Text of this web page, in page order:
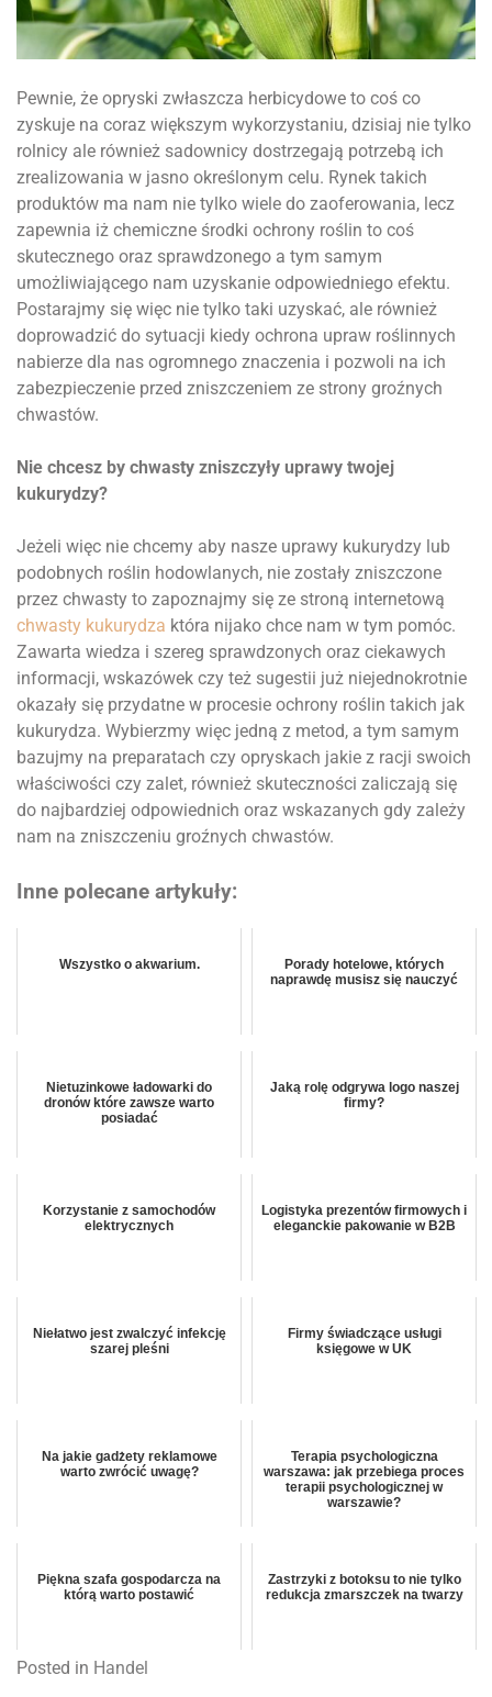
Pewnie, że opryski zwłaszcza herbicydowe to coś co
zyskuje na coraz większym wykorzystaniu, dzisiaj nie tylko
rolnicy ale również sadownicy dostrzegają potrzebą ich
zrealizowania w jasno określonym celu. Rynek takich
produktów ma nam nie tylko wiele do zaoferowania, lecz
zapewnia iż chemiczne środki ochrony roślin to coś
skutecznego oraz sprawdzonego a tym samym
umożliwiającego nam uzyskanie odpowiedniego efektu.
Postarajmy się więc nie tylko taki uzyskać, ale również
doprowadzić do sytuacji kiedy ochrona upraw roślinnych
nabierze dla nas ogromnego znaczenia i pozwoli na ich
zabezpieczenie przed zniszczeniem ze strony groźnych
chwastów.
Nie chcesz by chwasty zniszczyły uprawy twojej
kukurydzy?
Jeżeli więc nie chcemy aby nasze uprawy kukurydzy lub
podobnych roślin hodowlanych, nie zostały zniszczone
przez chwasty to zapoznajmy się ze stroną internetową
chwasty kukurydza która nijako chce nam w tym pomóc.
Zawarta wiedza i szereg sprawdzonych oraz ciekawych
informacji, wskazówek czy też sugestii już niejednokrotnie
okazały się przydatne w procesie ochrony roślin takich jak
kukurydza. Wybierzmy więc jedną z metod, a tym samym
bazujmy na preparatach czy opryskach jakie z racji swoich
właściwości czy zalet, również skuteczności zaliczają się
do najbardziej odpowiednich oraz wskazanych gdy zależy
nam na zniszczeniu groźnych chwastów.
Inne polecane artykuły:
Wszystko o akwarium.
Porady hotelowe, których
naprawdę musisz się nauczyć
Nietuzinkowe ładowarki do
dronów które zawsze warto
posiadać
Jaką rolę odgrywa logo naszej
firmy?
Korzystanie z samochodów
elektrycznych
Logistyka prezentów firmowych i
eleganckie pakowanie w B2B
Niełatwo jest zwalczyć infekcję
szarej pleśni
Firmy świadczące usługi
księgowe w UK
Na jakie gadżety reklamowe
warto zwrócić uwagę?
Terapia psychologiczna
warszawa: jak przebiega proces
terapii psychologicznej w
warszawie?
Piękna szafa gospodarcza na
którą warto postawić
Zastrzyki z botoksu to nie tylko
redukcja zmarszczek na twarzy
Posted in Handel